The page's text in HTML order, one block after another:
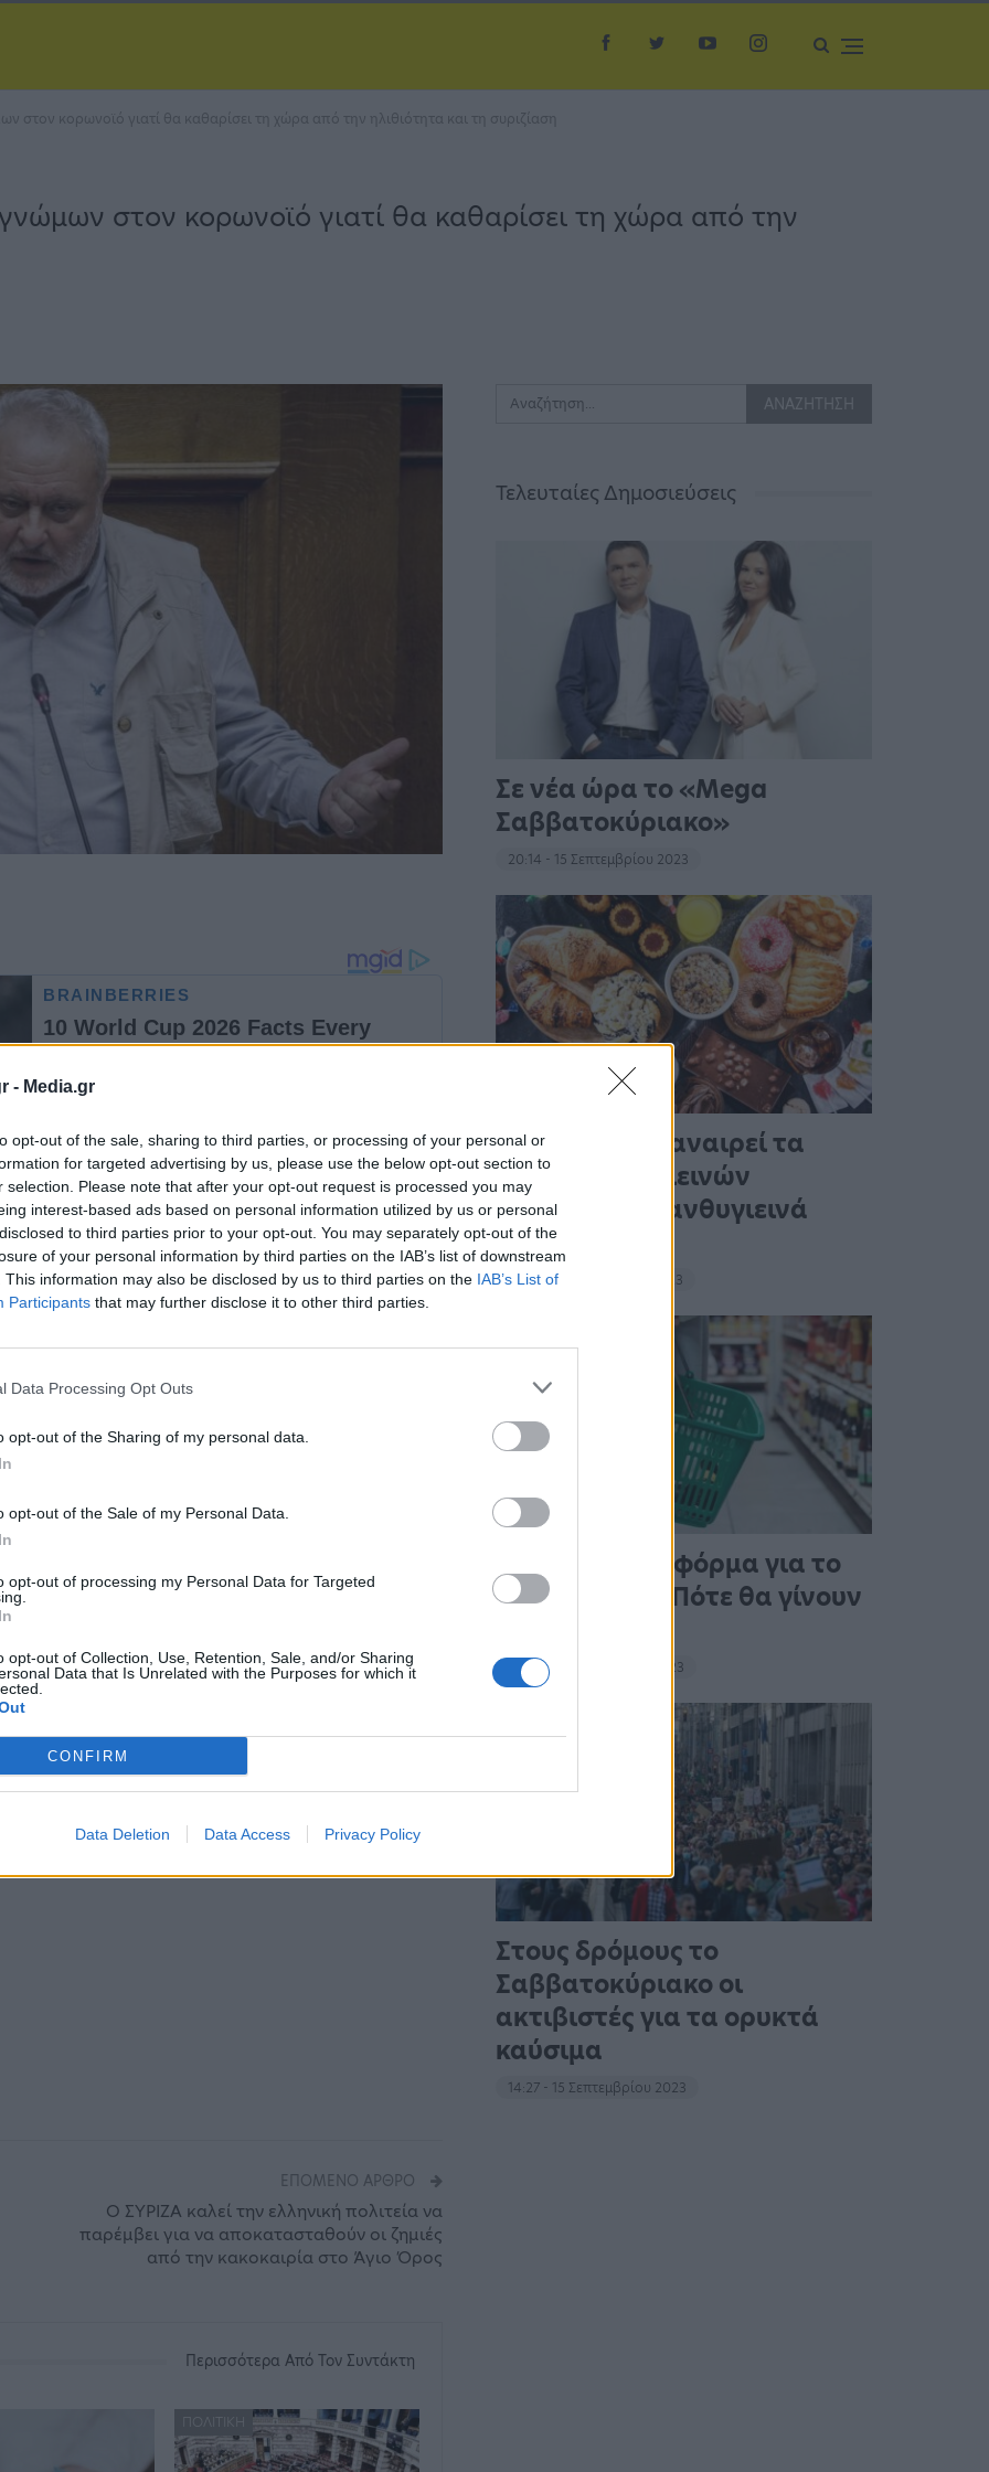
- Media.gr
opt-out of the sale, sharing to third parties, or processing of your personal or
for targeted advertising by us, please use the below opt-out section to
selection. Please note that after your opt-out request is processed you may
interest-based ads based on personal information utilized by us or personal
to third parties prior to your opt-out. You may separately opt-out of the
of your personal information by third parties on the IAB’s list of downstream
This information may also be disclosed by us to third parties on the IAB’s List of
Participants that may further disclose it to other third parties.
Data Processing Opt Outs
opt-out of the Sharing of my personal data.
opt-out of the Sale of my Personal Data.
opt-out of processing my Personal Data for Targeted
opt-out of Collection, Use, Retention, Sale, and/or Sharing
Data that Is Unrelated with the Purposes for which it
CONFIRM
Data Deletion Data Access Privacy Policy
στον κορωνοϊό γιατί θα καθαρίσει τη χώρα από την ηλιθιότητα και τη συριζίαση
στον κορωνοϊό γιατί θα καθαρίσει τη χώρα από την
στο Facebook, ο Γρηγόρης
τον κορωνοϊό γιατί όπως
τον πλανήτη από την ηλιθιότητα, τον
του είναι το εξής:
τινάξω, δεν τα τινάξω -ξου ξου, χτύπα ξύλο!-
ιό-μικρόβιο…
από την ηλιθιότητα, τον λαϊκισμό, την
την θρησκοληψία…
ΕΠΌΜΕΝΟ ΆΡΘΡΟ
Ο ΣΥΡΙΖΑ καλεί την ελληνική πολιτεία να
παρέμβει για να αποκατασταθούν οι ζημιές
από την κακοκαιρία στο Άγιο Όρος
Περισσότερα Από Τον Συντάκτη
ΠΟΛΙΤΙΚΉ
Τελευταίες Δημοσιεύσεις
Σε νέα ώρα το «Mega
Σαββατοκύριακο»
20:14 - 15 Σεπτεμβρίου 2023
Ένας στους 4 αναιρεί τα
οφέλη των υγιεινών
γευμάτων με ανθυγιεινά
σνακ
18:11 - 15 Σεπτεμβρίου 2023
Άνοιξε η πλατφόρμα για το
Market Pass – Πότε θα γίνουν
15:13 - 15 Σεπτεμβρίου 2023
Στους δρόμους το
Σαββατοκύριακο οι
ακτιβιστές για τα ορυκτά
καύσιμα
14:27 - 15 Σεπτεμβρίου 2023